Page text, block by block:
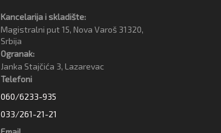
Kancelarija i skladište:
Magistralni put 15, Nova Varoš 31320,
Srbija
Ogranak:
Janka Stajčića 3, Lazarevac
Telefoni
060/6233-935
033/261-21-21